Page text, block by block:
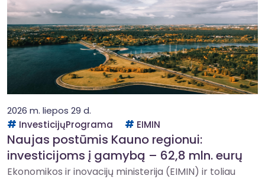
2026 m. liepos 29 d.
InvesticijųPrograma
EIMIN
Naujas postūmis Kauno regionui:
investicijoms į gamybą – 62,8 mln. eurų
Ekonomikos ir inovacijų ministerija (EIMIN) ir toliau